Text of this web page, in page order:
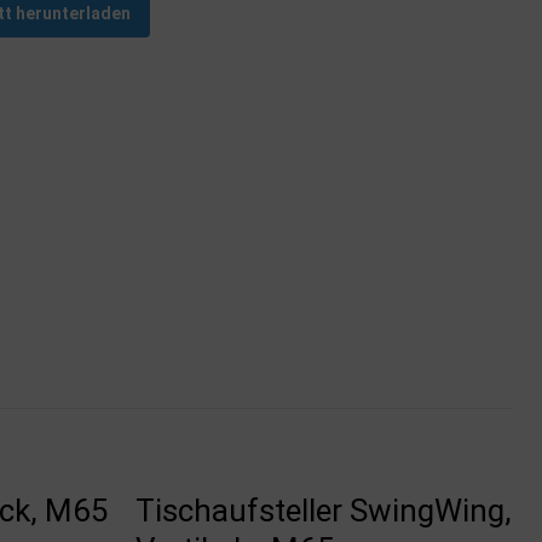
herunterladen
M65
Tischaufsteller SwingWing,